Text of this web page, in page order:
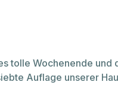
tolle Wochenende und
Auflage unserer